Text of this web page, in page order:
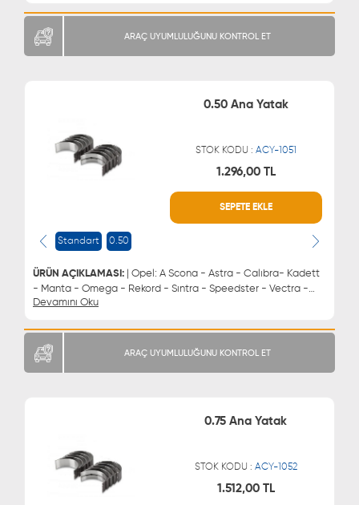
Lada: Vega | Ana Yatak 0.25
ARAÇ UYUMLULUĞUNU KONTROL ET
0.50 Ana Yatak
STOK KODU : ACY-1051
1.296,00 TL
SEPETE EKLE
Standart 0.50
ÜRÜN AÇIKLAMASI: | Opel: A Scona - Astra - Calıbra- Kadett
- Manta - Omega - Rekord - Sıntra - Speedster - Vectra -
Zafıra Chevrolet: Astra - Vectra - Zafıra Daewoo: Brougham -
Lada: Vega | Ana Yatak 0.50
Devamını Oku
MÜŞTERİ HİZMETLERİ
ARAÇ UYUMLULUĞUNU KONTROL ET
0.75 Ana Yatak
STOK KODU : ACY-1052
1.512,00 TL